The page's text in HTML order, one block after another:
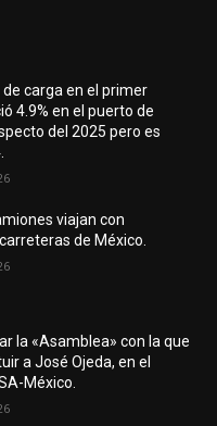
carga en el primer
4.9% en el puerto de
del 2025 pero es
viajan con
de México.
la «Asamblea» con la que
a José Ojeda, en el
México.